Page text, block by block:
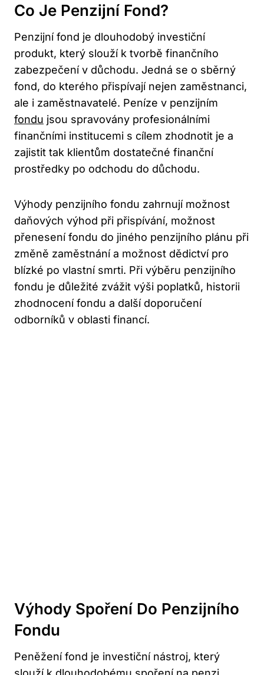
Co Je ‍penzijní Fond?
Penzijní fond je ‍dlouhodobý investiční
produkt, který slouží‌ k tvorbě finančního
⁢zabezpečení v důchodu. Jedná​ se ⁤o sběrný‍
fond, do kterého přispívají nejen zaměstnanci,
ale i zaměstnavatelé.​ Peníze⁢ v penzijním
fondu jsou spravovány profesionálními
finančními institucemi s cílem zhodnotit ‌je⁤ a
zajistit ​tak klientům dostatečné⁣ finanční
prostředky po odchodu ‌do důchodu.
Výhody penzijního fondu zahrnují možnost
⁤daňových výhod při ⁣přispívání, možnost
přenesení‌ fondu​ do jiného penzijního plánu při
​změně‌ zaměstnání a možnost dědictví pro
blízké​ po vlastní smrti. ‍Při výběru⁢ penzijního ​
fondu je důležité zvážit výši poplatků, historii
zhodnocení fondu a další doporučení
odborníků v oblasti financí.
Výhody Spoření Do ‌penzijního
Fondu
Peněžení fond je investiční nástroj, který⁣